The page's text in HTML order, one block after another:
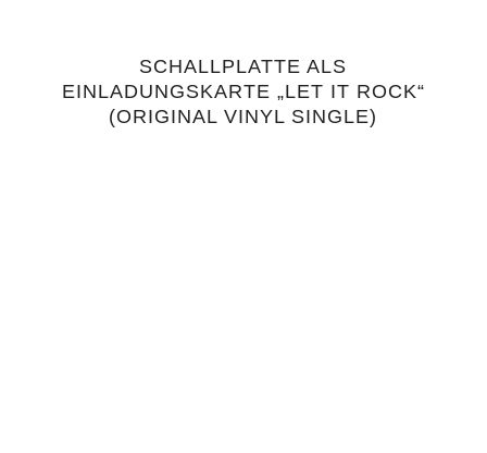
5.00
SCHALLPLATTE ALS
EINLADUNGSKARTE „LET IT ROCK“
(ORIGINAL VINYL SINGLE)